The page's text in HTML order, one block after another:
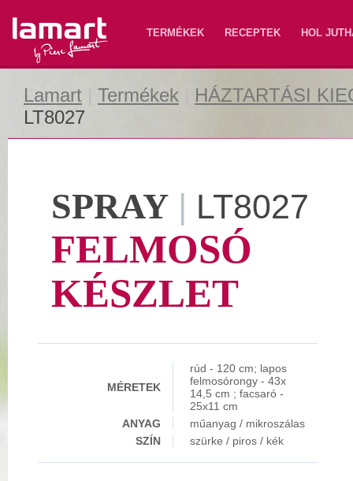
Lamart TERMÉKEK RECEPTEK HOL
Lamart Termékek
HÁZTARTÁSI
LT8027
SPRAY | LT8027
FELMOSÓ
KÉSZLET
MÉRETEK
rúd - 120 cm; lapos
felmosórongy - 43x
14,5 cm ; facsaró -
25x11 cm
ANYAG
műanyag / mikroszálas
SZÍN
szürke / piros / kék